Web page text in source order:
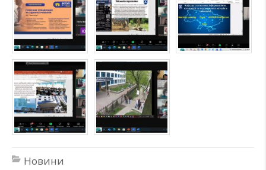
Новини